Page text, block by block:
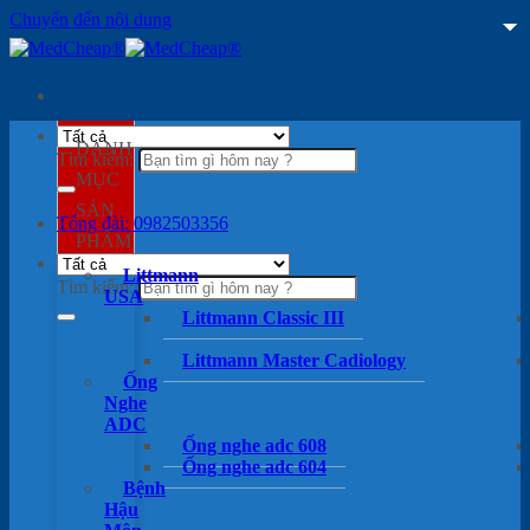
Chuyển đến nội dung
Tìm kiếm:
Tổng đài: 0982503356
Tìm kiếm:
DANH
MỤC
SẢN
PHẨM
Littmann
USA
Littmann Classic III
Littmann Master Cadiology
Ống
Nghe
ADC
Ống nghe adc 608
Ống nghe adc 604
Bệnh
Hậu